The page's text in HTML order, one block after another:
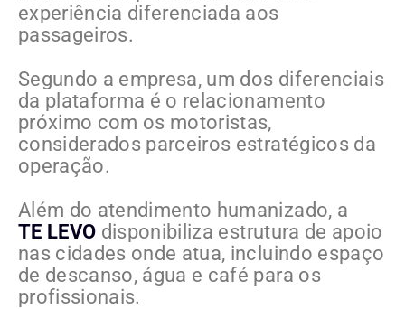
experiência diferenciada aos
passageiros.
Segundo a empresa, um dos diferenciais
da plataforma é o relacionamento
próximo com os motoristas,
considerados parceiros estratégicos da
operação.
Além do atendimento humanizado, a
TE LEVO disponibiliza estrutura de apoio
nas cidades onde atua, incluindo espaço
de descanso, água e café para os
profissionais.